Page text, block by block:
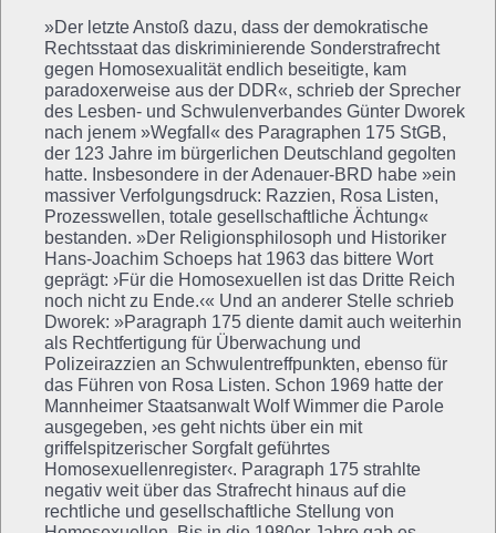
»Der letzte Anstoß dazu, dass der demokratische
Rechtsstaat das diskriminierende Sonderstrafrecht
gegen Homosexualität endlich beseitigte, kam
paradoxerweise aus der DDR«, schrieb der Sprecher
des Lesben- und Schwulenverbandes Günter Dworek
nach jenem »Wegfall« des Paragraphen 175 StGB,
der 123 Jahre im bürgerlichen Deutschland gegolten
hatte. Insbesondere in der Adenauer-BRD habe »ein
massiver Verfolgungsdruck: Razzien, Rosa Listen,
Prozesswellen, totale gesellschaftliche Ächtung«
bestanden. »Der Religionsphilosoph und Historiker
Hans-Joachim Schoeps hat 1963 das bittere Wort
geprägt: ›Für die Homosexuellen ist das Dritte Reich
noch nicht zu Ende.‹« Und an anderer Stelle schrieb
Dworek: »Paragraph 175 diente damit auch weiterhin
als Rechtfertigung für Überwachung und
Polizeirazzien an Schwulentreffpunkten, ebenso für
das Führen von Rosa Listen. Schon 1969 hatte der
Mannheimer Staatsanwalt Wolf Wimmer die Parole
ausgegeben, ›es geht nichts über ein mit
griffelspitzerischer Sorgfalt geführtes
Homosexuellenregister‹. Paragraph 175 strahlte
negativ weit über das Strafrecht hinaus auf die
rechtliche und gesellschaftliche Stellung von